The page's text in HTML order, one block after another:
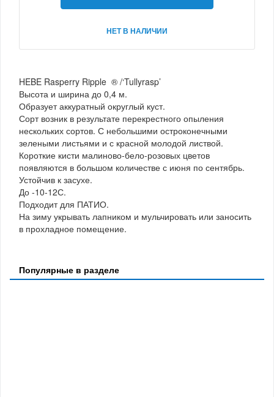
НЕТ В НАЛИЧИИ
HEBE Rasperry Ripple ® /‘Tullyrasp’
Высота и ширина до 0,4 м.
Образует аккуратный округлый куст.
Сорт возник в результате перекрестного опыления
нескольких сортов. С небольшими остроконечными
зелеными листьями и с красной молодой листвой.
Короткие кисти малиново-бело-розовых цветов
появляются в большом количестве с июня по сентябрь.
Устойчив к засухе.
До -10-12С.
Подходит для ПАТИО.
На зиму укрывать лапником и мульчировать или заносить
в прохладное помещение.
Популярные в разделе